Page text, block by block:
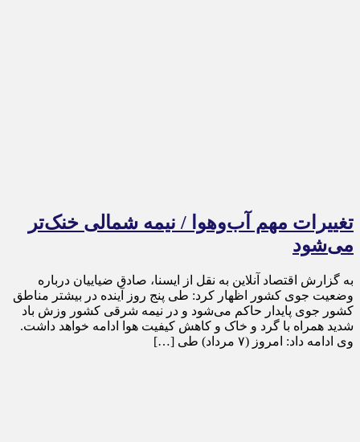
تغییرات مهم آب‌وهوا / نیمه شمالی خنک‌تر
می‌شود
به گزارش اقتصاد آنلاین به نقل از ایسنا، صادق ضیاییان درباره
وضعیت جوی کشور اظهار کرد: طی پنج روز آینده در بیشتر مناطق
کشور جوی پایدار حاکم می‌شود و در نیمه شرقی کشور وزش باد
شدید همراه با گرد و خاک و کاهش کیفیت هوا ادامه خواهد داشت.
وی ادامه داد: امروز (۷ مرداد) طی […]